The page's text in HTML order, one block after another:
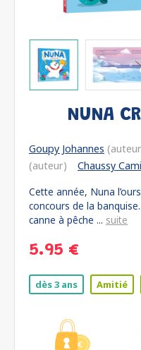
NUNA
Goupy Johannes
(auteur)
Chaussy
Cette année, Nuna
concours de la
canne à pêche ... suite
5.95 €
dès 3 ans Amitié